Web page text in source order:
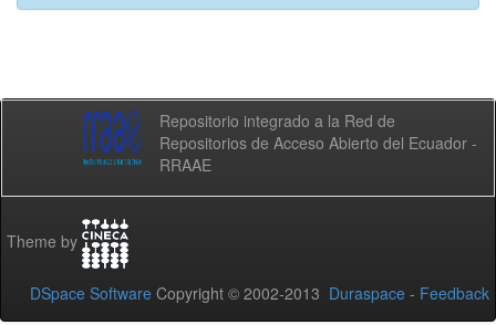
Repositorio integrado a la Red de
Repositorios de Acceso Abierto del Ecuador -
RRAAE
Theme by
DSpace Software Copyright © 2002-2013 Duraspace - Feedback